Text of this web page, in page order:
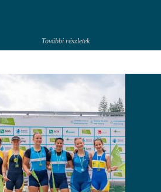
További részletek